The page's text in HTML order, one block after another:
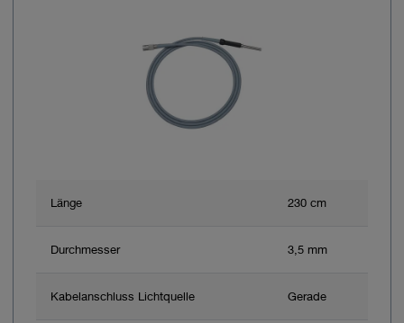
Länge 230 cm
Durchmesser 3,5 mm
Kabelanschluss Lichtquelle Gerade